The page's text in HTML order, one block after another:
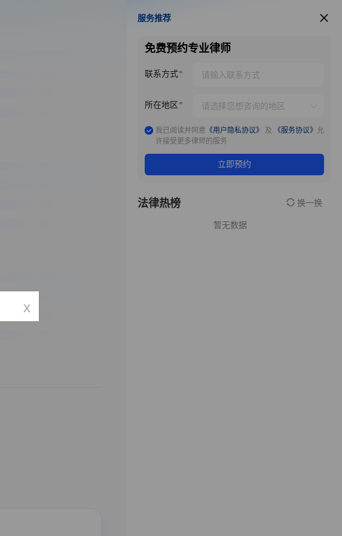
服务推荐
服务推荐
免费预约专业律师
联系方式
所在地区
我已阅读并同意 《用户隐私协议》 及 《服务协议》 允
许接受更多律师的服务
立即预约
法律热榜 换一换
暂无数据
x